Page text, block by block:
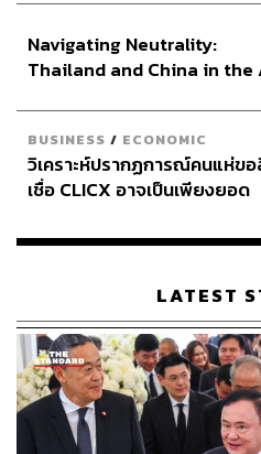
Navigating Neutrality:
Thailand and China in the
BUSINESS / ECONOMIC
วิเคราะห์ปรากฏการณ์คนแห่ข
เชื่อ CLICX อาจเป็นเพียงยอด
เรือนไทยที่ถูกซุกไว้
LATEST